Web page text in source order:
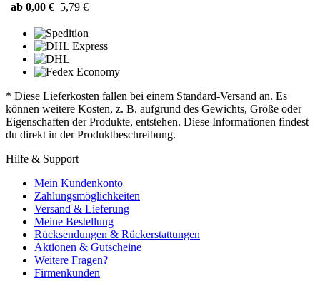
ab 0,00 € 5,79 €
* Diese Lieferkosten fallen bei einem Standard-Versand an. Es
können weitere Kosten, z. B. aufgrund des Gewichts, Größe oder
Eigenschaften der Produkte, entstehen. Diese Informationen findest
du direkt in der Produktbeschreibung.
Hilfe & Support
Mein Kundenkonto
Zahlungsmöglichkeiten
Versand & Lieferung
Meine Bestellung
Rücksendungen & Rückerstattungen
Aktionen & Gutscheine
Weitere Fragen?
Firmenkunden